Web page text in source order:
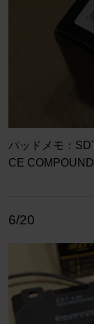
パッドメモ：
CE
6/20